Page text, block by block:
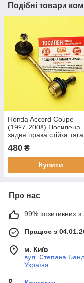
Подібні товари
Honda Accord Coupe
(1997-2008) Посилена
задня права стійка тяга
стабілізатора.
місяців!
480 ₴
Купити
Про нас
99% позитивних з
Працює з
м. Київ
вул. Степана
Україна